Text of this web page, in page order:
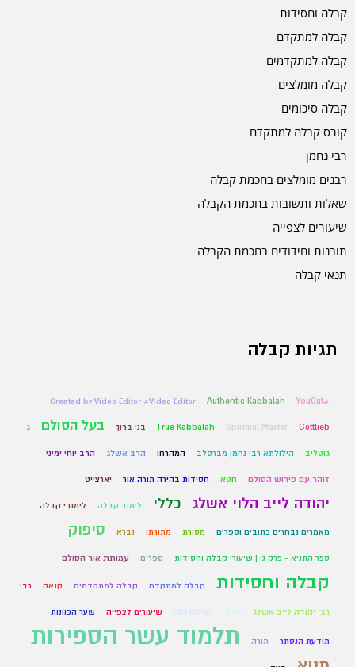
קבלה וחסידות
קבלה למתקדם
קבלה למתקדמים
קבלה מומלצים
קבלה סיכומים
קורס קבלה למתקדם
רבי נחמן
רבנים מומלצים בחכמת קבלה
שאלות ותשובות בחכמת הקבלה
שיעורים לצפייה
תובנות וחידודים בחכמת הקבלה
תנאי קבלה
תגיות קבלה
#YouCut
Authentic Kabbalah
Created by Video Editor #Video Editor
Gottlieb
Spiritual Master
True Kabbalah בני ברוך בעל הסולם ג
גוטליב הילולתא רבי נחמן מברסלב המהרחו הרב אשלג הרב יוחי ימיני
זוהר עם פירוש הסולם חטא חסידות בהירה תורה אור יארצייט
יהודה לייב הלוי אשלג כללי לימוד קבלה לימודי קבלה
מאמרים נבחרים כתובים וספרים מסורת מתורתו נברא סיפוק
ספר התניא - פרק ג' | שיעורי קבלה וחסידות ספרים עמותת אור הסולם
קבלה וחסידות קבלה למתקדם קבלה למתקדמים קנאה רבי
רבי יהודה לייב אשלג שילוח הקן שיעורים לצפייה שער הכוונות
תודעת הנסתר תורה תלמוד עשר הספירות